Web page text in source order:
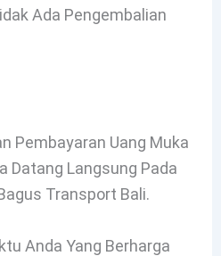
Ada Pengembalian
Pembayaran Uang Muka
Datang Langsung Pada
Transport Bali.
Anda Yang Berharga